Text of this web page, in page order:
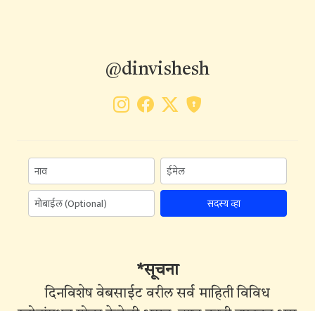
@dinvishesh
सदस्य व्हा
*सूचना
दिनविशेष वेबसाईट वरील सर्व माहिती विविध